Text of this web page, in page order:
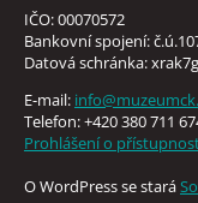
IČO: 00070572
Bankovní spojení:
Datová schránka:
E-mail:
Telefon: +420 380 711
Prohlášení o
O WordPress se stará